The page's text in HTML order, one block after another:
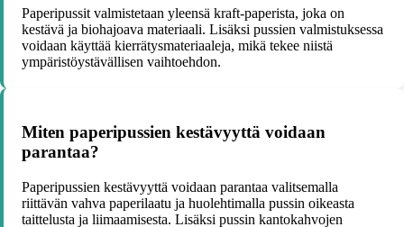
Paperipussit valmistetaan yleensä kraft-paperista, joka on
kestävä ja biohajoava materiaali. Lisäksi pussien valmistuksessa
voidaan käyttää kierrätysmateriaaleja, mikä tekee niistä
ympäristöystävällisen vaihtoehdon.
Miten paperipussien kestävyyttä voidaan
parantaa?
Paperipussien kestävyyttä voidaan parantaa valitsemalla
riittävän vahva paperilaatu ja huolehtimalla pussin oikeasta
taittelusta ja liimaamisesta. Lisäksi pussin kantokahvojen